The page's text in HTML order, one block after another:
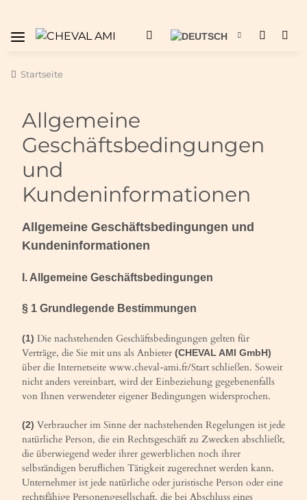
Startseite
Allgemeine
Geschäftsbedingungen
und
Kundeninformationen
Allgemeine Geschäftsbedingungen und
Kundeninformationen
I. Allgemeine Geschäftsbedingungen
§ 1 Grundlegende Bestimmungen
(1) Die nachstehenden Geschäftsbedingungen gelten für
Verträge, die Sie mit uns als Anbieter (CHEVAL AMI GmbH)
über die Internetseite www.cheval-ami.fr/Start schließen. Soweit
nicht anders vereinbart, wird der Einbeziehung gegebenenfalls
von Ihnen verwendeter eigener Bedingungen widersprochen.
(2) Verbraucher im Sinne der nachstehenden Regelungen ist jede
natürliche Person, die ein Rechtsgeschäft zu Zwecken abschließt,
die überwiegend weder ihrer gewerblichen noch ihrer
selbständigen beruflichen Tätigkeit zugerechnet werden kann.
Unternehmer ist jede natürliche oder juristische Person oder eine
rechtsfähige Personengesellschaft, die bei Abschluss eines